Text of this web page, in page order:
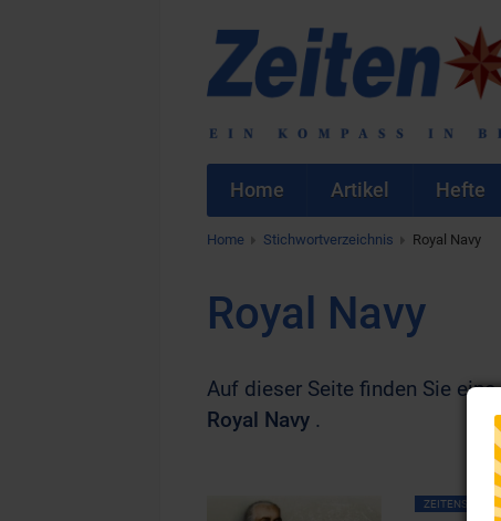
Home Artikel Hefte
Home Stichwortverzeichnis Royal Navy
Royal Navy
Auf dieser Seite finden Sie
Royal Navy .